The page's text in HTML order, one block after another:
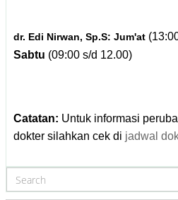
dr. Edi Nirwan, Sp.S: Jum'at
Sabtu (09:00 s/d 12.00)
Catatan: Untuk informasi
dokter silahkan cek di jadwal